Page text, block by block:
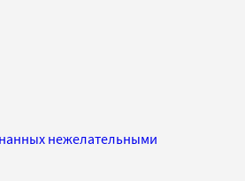
нежелательными